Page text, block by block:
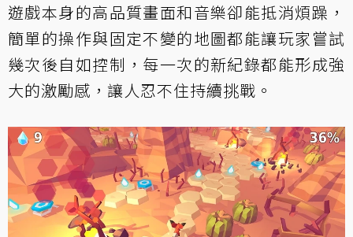
遊戲本身的高品質畫面和音樂卻能抵消煩躁，
簡單的操作與固定不變的地圖都能讓玩家嘗試
幾次後自如控制，每一次的新紀錄都能形成強
大的激勵感，讓人忍不住持續挑戰。